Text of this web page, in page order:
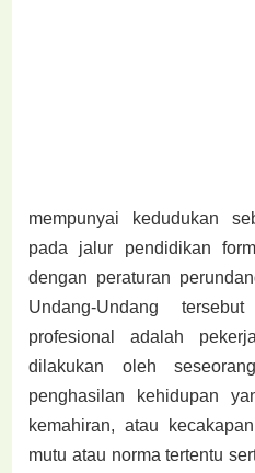
mempunyai kedudukan
pada jalur pendidikan
dengan peraturan
Undang-Undang
profesional adalah
dilakukan oleh
penghasilan
kehidupan
kemahiran, atau
mutu atau norma tertentu